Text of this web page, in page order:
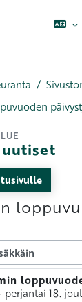
perjantai 18.
0